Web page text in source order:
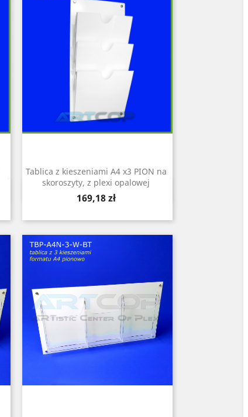
Tablica z kieszeniami A4 x3 PION na
skoroszyty, z plexi opalowej
Cena
169,18 zł
Szybki podgląd